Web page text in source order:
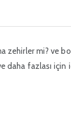
zehirler mi? ve
daha fazlası